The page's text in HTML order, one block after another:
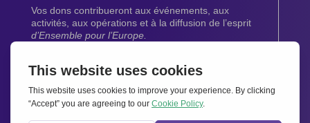
Vos dons contribueront aux événements, aux
activités, aux opérations et à la diffusion de l’esprit
d’Ensemble pour l’Europe.
Faites un don maintenant